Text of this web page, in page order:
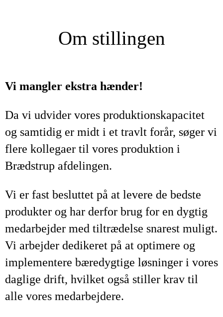
Om stillingen
Vi mangler ekstra hænder!
Da vi udvider vores produktionskapacitet
og samtidig er midt i et travlt forår, søger vi
flere kollegaer til vores produktion i
Brædstrup afdelingen.
Vi er fast besluttet på at levere de bedste
produkter og har derfor brug for en dygtig
medarbejder med tiltrædelse snarest muligt.
Vi arbejder dedikeret på at optimere og
implementere bæredygtige løsninger i vores
daglige drift, hvilket også stiller krav til
alle vores medarbejdere.